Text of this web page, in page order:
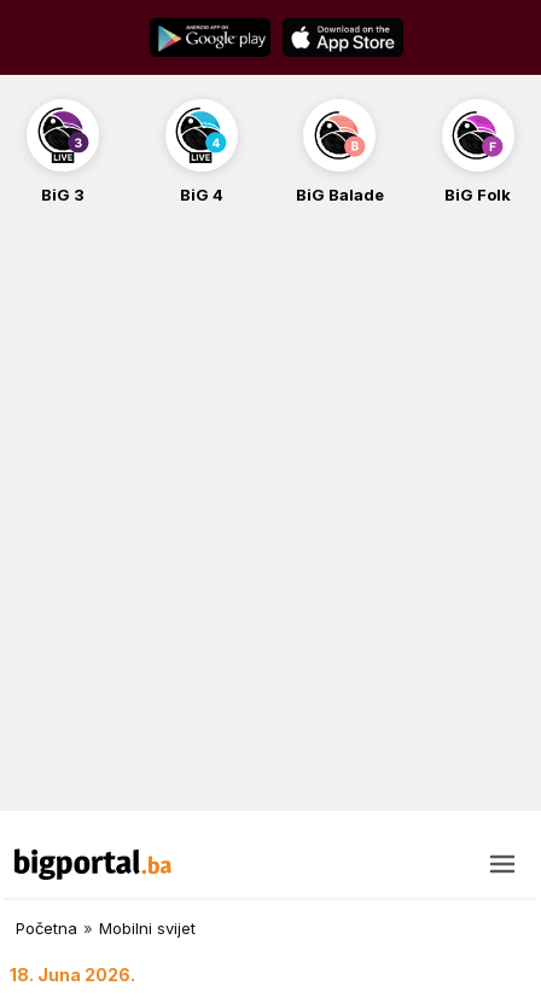
content
BiG 3 BiG 4 BiG Balade BiG Folk
Početna » Mobilni svijet
18. Juna 2026.